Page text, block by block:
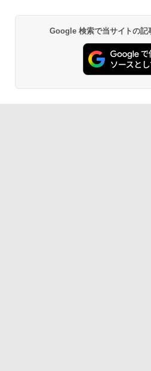
Google 検索で当サイトの記